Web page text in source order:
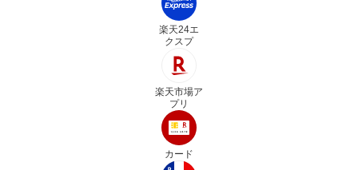
楽天24エ
クスプ
楽天市場ア
プリ
カード